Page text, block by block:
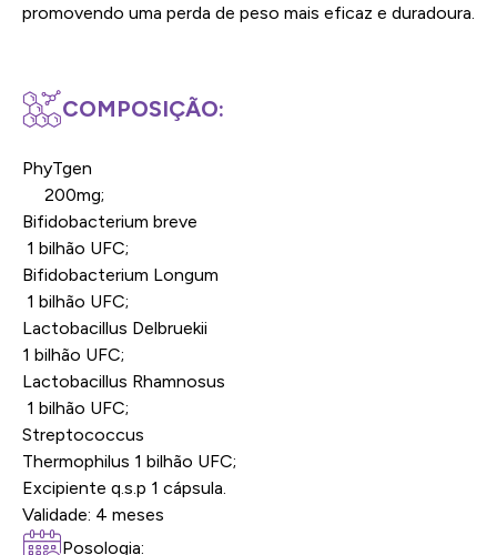
promovendo uma perda de peso mais eficaz e duradoura.
COMPOSIÇÃO:
PhyTgen
200mg;
Bifidobacterium breve
1 bilhão UFC;
Bifidobacterium Longum
1 bilhão UFC;
Lactobacillus Delbruekii
1 bilhão UFC;
Lactobacillus Rhamnosus
1 bilhão UFC;
Streptococcus
Thermophilus 1 bilhão UFC;
Excipiente q.s.p 1 cápsula.
Validade: 4 meses
Posologia: